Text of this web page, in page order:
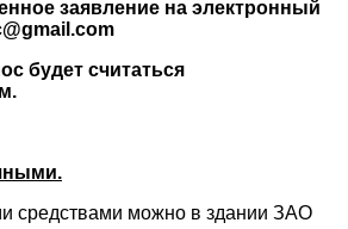
заявление на электронный
будет считаться
средствами можно в здании ЗАО